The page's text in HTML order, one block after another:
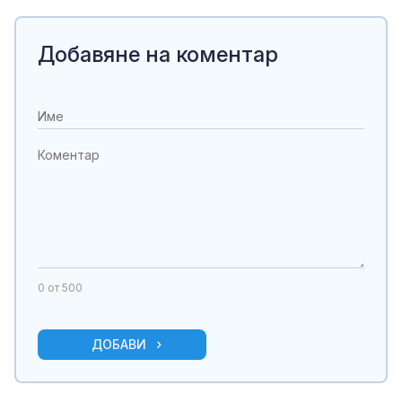
Добавяне на коментар
0 от 500
ДОБАВИ